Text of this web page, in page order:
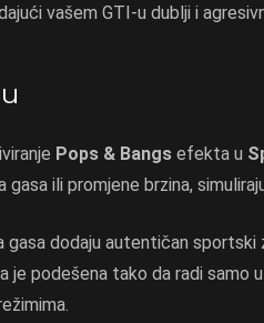
vašem GTI-u dublji i
Pops & Bangs efekta u
ili promjene brzina,
gasa dodaju autentičan sportski
je podešena tako da radi samo